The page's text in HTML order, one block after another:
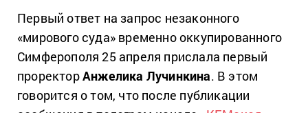
Первый ответ на запрос незаконного
«мирового суда» временно оккупированного
Симферополя 25 апреля прислала первый
проректорАнжелика Лучинкина. В этом
говорится о том, что после публикации